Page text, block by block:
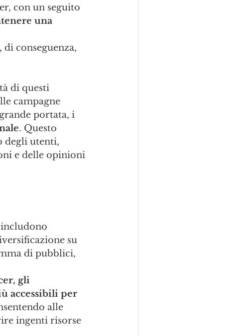
con un seguito
una
conseguenza,
di questi
campagne
portata, i
. Questo
degli utenti,
e delle opinioni
su
di pubblici,
gli
accessibili per
alle
ingenti risorse